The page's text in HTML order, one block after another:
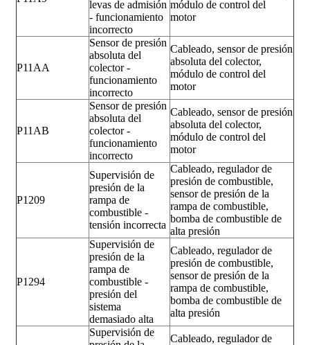
levas de admisión
- funcionamiento
incorrecto
módulo de control del
motor
P11AA
Sensor de presión
absoluta del
colector -
funcionamiento
incorrecto
Cableado, sensor de presión
absoluta del colector,
módulo de control del
motor
P11AB
Sensor de presión
absoluta del
colector -
funcionamiento
incorrecto
Cableado, sensor de presión
absoluta del colector,
módulo de control del
motor
P1209
Supervisión de
presión de la
rampa de
combustible -
tensión incorrecta
Cableado, regulador de
presión de combustible,
sensor de presión de la
rampa de combustible,
bomba de combustible de
alta presión
P1294
Supervisión de
presión de la
rampa de
combustible -
presión del
sistema
demasiado alta
Cableado, regulador de
presión de combustible,
sensor de presión de la
rampa de combustible,
bomba de combustible de
alta presión
Supervisión de
Cableado, regulador de